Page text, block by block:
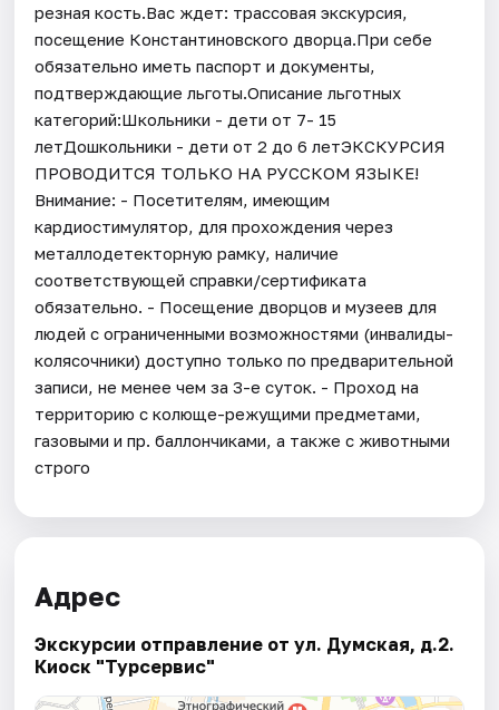
резная кость.Вас ждет: трассовая экскурсия,
посещение Константиновского дворца.При себе
обязательно иметь паспорт и документы,
подтверждающие льготы.Описание льготных
категорий:Школьники - дети от 7- 15
летДошкольники - дети от 2 до 6 летЭКСКУРСИЯ
ПРОВОДИТСЯ ТОЛЬКО НА РУССКОМ ЯЗЫКЕ!
Внимание: - Посетителям, имеющим
кардиостимулятор, для прохождения через
металлодетекторную рамку, наличие
соответствующей справки/сертификата
обязательно. - Посещение дворцов и музеев для
людей с ограниченными возможностями (инвалиды-
колясочники) доступно только по предварительной
записи, не менее чем за 3-е суток. - Проход на
территорию с колюще-режущими предметами,
газовыми и пр. баллончиками, а также с животными
строго
Адрес
Экскурсии отправление от ул. Думская, д.2.
Киоск "Турсервис"